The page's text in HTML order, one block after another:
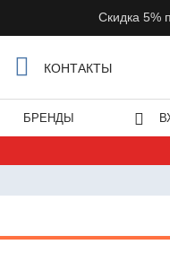
Скидка 5%
КОНТАКТЫ
БРЕНДЫ